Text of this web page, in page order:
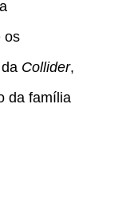
os
Collider,
da família